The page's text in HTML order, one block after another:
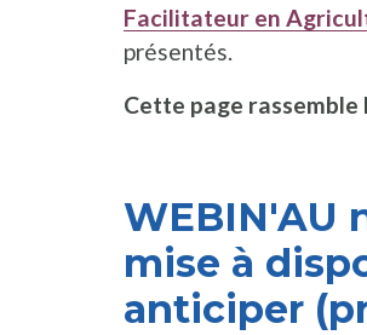
Facilitateur en
présentés.
Cette page rassemble
WEBIN'AU
mise à
anticiper